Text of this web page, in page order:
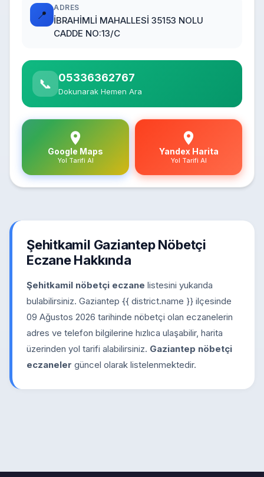
📍
ADRES
İBRAHİMLİ MAHALLESİ 35153 NOLU
CADDE NO:13/C
📞 05336362767
Dokunarak Hemen Ara
Google Maps
Yol Tarifi Al
Yandex Harita
Yol Tarifi Al
Şehitkamil Gaziantep Nöbetçi
Eczane Hakkında
Şehitkamil nöbetçi eczane listesini yukarıda
bulabilirsiniz. Gaziantep {{ district.name }} ilçesinde
09 Ağustos 2026 tarihinde nöbetçi olan eczanelerin
adres ve telefon bilgilerine hızlıca ulaşabilir, harita
üzerinden yol tarifi alabilirsiniz. Gaziantep nöbetçi
eczaneler güncel olarak listelenmektedir.